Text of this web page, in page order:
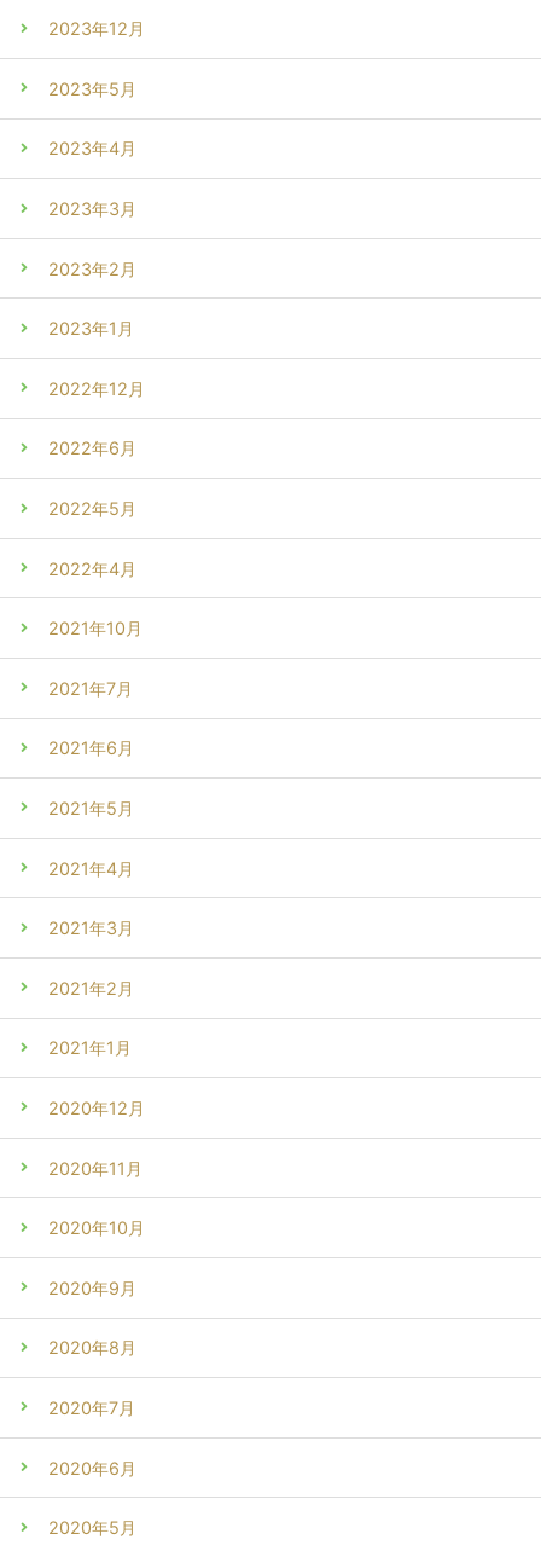
2023年12月
2023年5月
2023年4月
2023年3月
2023年2月
2023年1月
2022年12月
2022年6月
2022年5月
2022年4月
2021年10月
2021年7月
2021年6月
2021年5月
2021年4月
2021年3月
2021年2月
2021年1月
2020年12月
2020年11月
2020年10月
2020年9月
2020年8月
2020年7月
2020年6月
2020年5月